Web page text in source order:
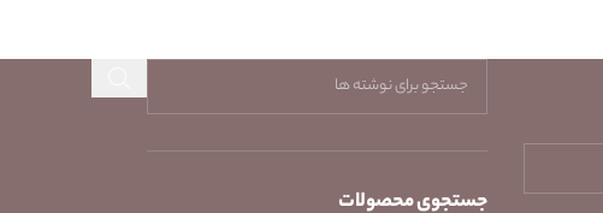
جستجوی محصولات